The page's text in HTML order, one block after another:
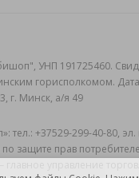
УНП 191725460.
горисполкомом.
г. Минск, а/я 49
+37529-299-40-80, эл.
защите прав
главное управление